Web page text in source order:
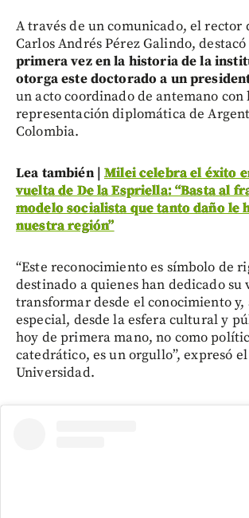
A través de un comunicado, el rector
Carlos Andrés Pérez Galindo, destacó
primera vez en la historia de la
otorga este doctorado a un
un acto coordinado de antemano con
representación diplomática de
Colombia.
Lea también |Milei celebra el éxito
vuelta de De la Espriella: “Basta al
modelo socialista que tanto daño le
nuestra región”
“Este reconocimiento es símbolo de
destinado a quienes han dedicado su
transformar desde el conocimiento y,
especial, desde la esfera cultural y
hoy de primera mano, no como
catedrático, es un orgullo”, expresó
Universidad.